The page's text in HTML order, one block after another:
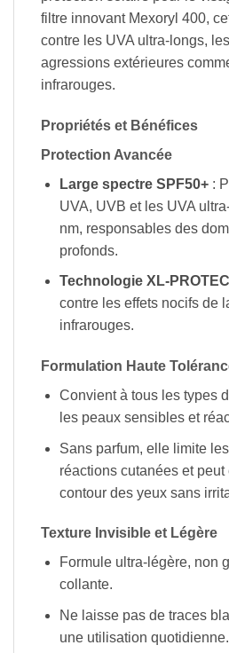
filtre innovant Mexoryl 400,
contre les UVA ultra-longs,
agressions extérieures
infrarouges.
Propriétés et Bénéfices
Protection Avancée
Large spectre SPF50+:
UVA, UVB et les UVA
nm, responsables des
profonds.
Technologie XL-
contre les effets nocifs de
infrarouges.
Formulation Haute
Convient à tous les types
les peaux sensibles et
Sans parfum, elle limite
réactions cutanées et
contour des yeux sans
Texture Invisible et Légère
Formule ultra-légère, non
collante.
Ne laisse pas de traces
une utilisation quotidienne.